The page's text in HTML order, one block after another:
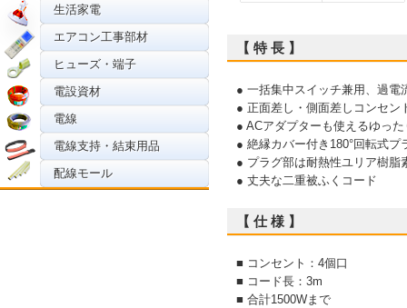
生活家電
エアコン工事部材
ヒューズ・端子
電設資材
電線
電線支持・結束用品
配線モール
【 特 長 】
● 一括集中スイッチ兼用、過電
● 正面差し・側面差しコンセン
● ACアダプターも使えるゆっ
● 絶縁カバー付き180°回転式プ
● プラグ部は耐熱性ユリア樹脂
● 丈夫な二重被ふくコード
【 仕 様 】
■ コンセント：4個口
■ コード長：3m
■ 合計1500Wまで